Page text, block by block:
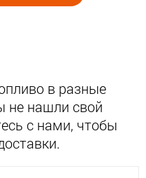
в разные
не нашли свой
с нами, чтобы